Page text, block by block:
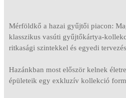
Mérföldkő a hazai gyűjtői piacon:
klasszikus vasúti gyűjtőkártya-
ritkasági szintekkel és egyedi
Hazánkban most először kelnek
épületeik egy exkluzív kollekció